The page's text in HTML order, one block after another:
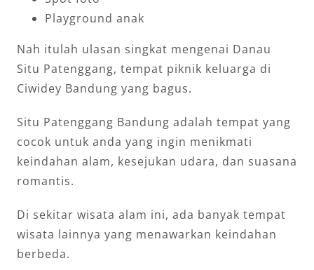
Playground anak
Nah itulah ulasan singkat mengenai Danau
Situ Patenggang, tempat piknik keluarga di
Ciwidey Bandung yang bagus.
Situ Patenggang Bandung adalah tempat yang
cocok untuk anda yang ingin menikmati
keindahan alam, kesejukan udara, dan suasana
romantis.
Di sekitar wisata alam ini, ada banyak tempat
wisata lainnya yang menawarkan keindahan
berbeda.